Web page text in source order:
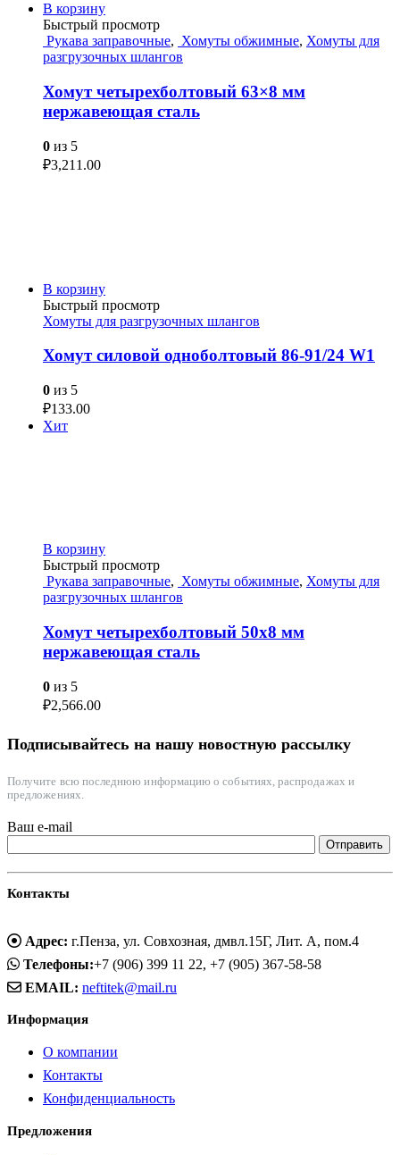
В корзину
Быстрый просмотр
Рукава заправочные, Хомуты обжимные, Хомуты для
разгрузочных шлангов
Хомут четырехболтовый 63×8 мм
нержавеющая сталь
0 из 5
₽3,211.00
В корзину
Быстрый просмотр
Хомуты для разгрузочных шлангов
Хомут силовой одноболтовый 86-91/24 W1
0 из 5
₽133.00
Хит
В корзину
Быстрый просмотр
Рукава заправочные, Хомуты обжимные, Хомуты для
разгрузочных шлангов
Хомут четырехболтовый 50х8 мм
нержавеющая сталь
0 из 5
₽2,566.00
Подписывайтесь на нашу новостную рассылку
Получите всю последнюю информацию о событиях, распродажах и
предложениях.
Ваш e-mail
Контакты
Адрес: г.Пенза, ул. Совхозная, дмвл.15Г, Лит. А, пом.4
Телефоны:+7 (906) 399 11 22, +7 (905) 367-58-58
EMAIL: neftitek@mail.ru
Информация
О компании
Контакты
Конфиденциальность
Предложения